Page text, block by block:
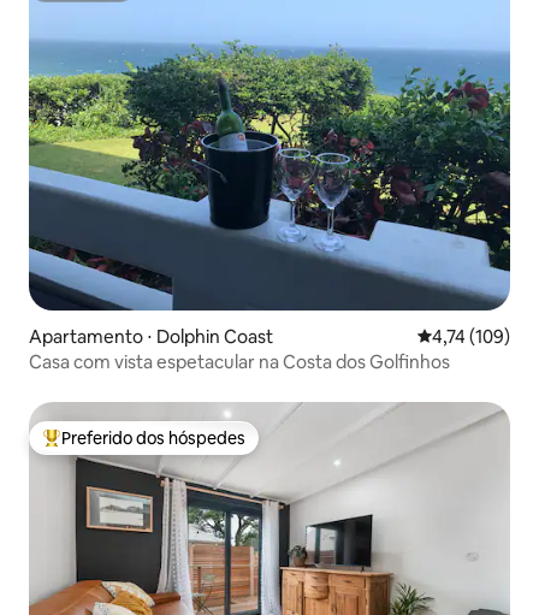
Apartamento ⋅ Dolphin Coast 4,74 de uma
4,74 (109)
Casa com vista espetacular na Costa dos Golfinhos
Entre os melhores preferidos dos hóspedes
Preferido dos hóspedes